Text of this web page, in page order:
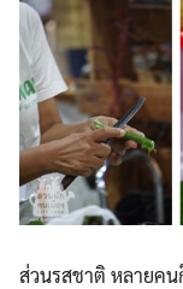
ส่วนรสชาติ หลายคน